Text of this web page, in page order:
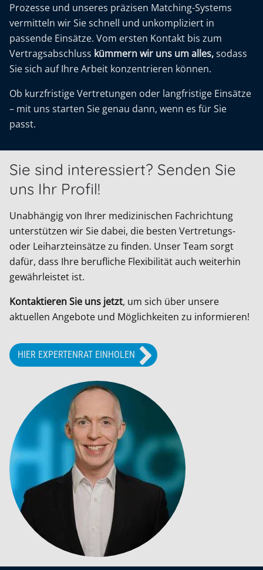
Prozesse und unseres präzisen Matching-Systems
vermitteln wir Sie schnell und unkompliziert in
passende Einsätze. Vom ersten Kontakt bis zum
Vertragsabschluss kümmern wir uns um alles,sodass
Sie sich auf Ihre Arbeit konzentrieren können.
Ob kurzfristige Vertretungen oder langfristige Einsätze
– mit uns starten Sie genau dann, wenn es für Sie
passt.
Sie sind interessiert? Senden Sie
uns Ihr Profil!
Unabhängig von Ihrer medizinischen Fachrichtung
unterstützen wir Sie dabei, die besten Vertretungs-
oder Leiharzteinsätze zu finden. Unser Team sorgt
dafür, dass Ihre berufliche Flexibilität auch weiterhin
gewährleistet ist.
Kontaktieren Sie uns jetzt, um sich über unsere
aktuellen Angebote und Möglichkeiten zu informieren!
HIER EXPERTENRAT EINHOLEN